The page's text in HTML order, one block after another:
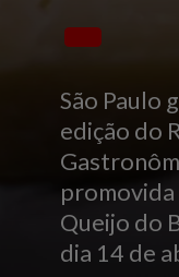
São Paulo
edição do
Queijo do
dia 14 de